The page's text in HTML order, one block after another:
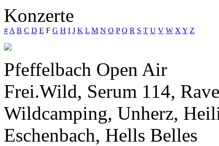
Konzerte
# A B C D E F G H I J K L M N O P Q R S T U V W X Y Z
Pfeffelbach Open Air
Frei.Wild, Serum 114,
Wildcamping, Unherz,
Eschenbach, Hells Belles